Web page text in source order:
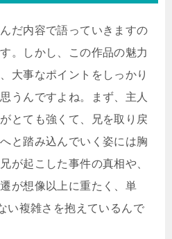
だ内容で語っていきますの
。しかし、この作品の魅力
大事なポイントをしっかり
うんですよね。まず、主人
とても強くて、兄を取り戻
と踏み込んでいく姿には胸
が起こした事件の真相や、
が想像以上に重たく、単
い複雑さを抱えているんで